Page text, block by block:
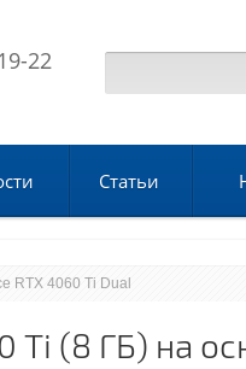
22
Статьи
RTX 4060 Ti Dual
Ti (8 ГБ) на